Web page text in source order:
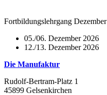
Fortbildungslehrgang Dezember
05./06. Dezember 2026
12./13. Dezember 2026
Die Manufaktur
Rudolf-Bertram-Platz 1
45899 Gelsenkirchen